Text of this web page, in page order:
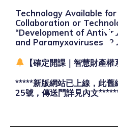
Technology Available
Collaboration or
“Development of
and Paramyxoviruses”
【確定開課｜智慧財產權
*****新版網站已上線，此舊
25號，傳送門詳見內文